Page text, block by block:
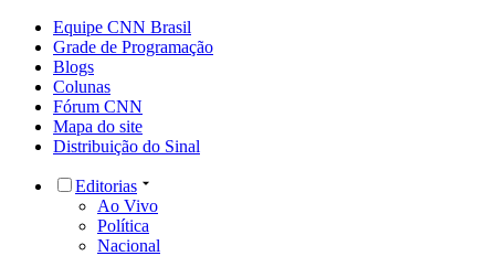
Equipe CNN Brasil
Grade de Programação
Blogs
Colunas
Fórum CNN
Mapa do site
Distribuição do Sinal
Editorias
Ao Vivo
Política
Nacional